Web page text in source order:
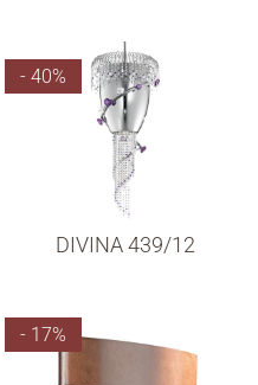
- 40%
DIVINA 439/12
- 17%